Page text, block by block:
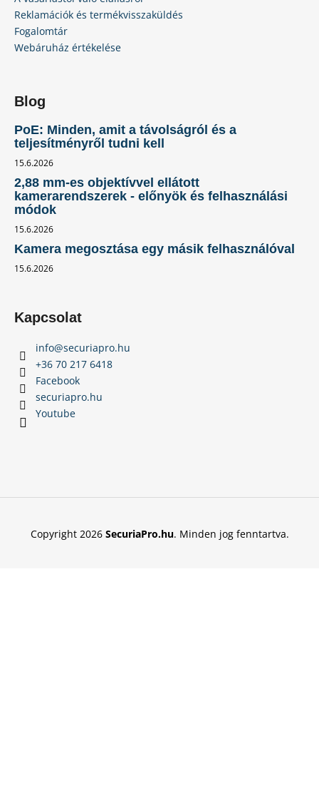
Reklamációk és termékvisszaküldés
Fogalomtár
Webáruház értékelése
Blog
PoE: Minden, amit a távolságról és a
teljesítményről tudni kell
15.6.2026
2,88 mm-es objektívvel ellátott
kamerarendszerek - előnyök és felhasználási
módok
15.6.2026
Kamera megosztása egy másik felhasználóval
15.6.2026
Kapcsolat
info@securiapro.hu
+36 70 217 6418
Facebook
securiapro.hu
Youtube
Copyright 2026 SecuriaPro.hu. Minden jog fenntartva.